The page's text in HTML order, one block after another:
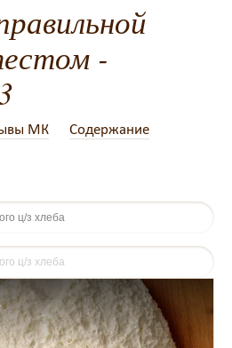
-
МК Содержание